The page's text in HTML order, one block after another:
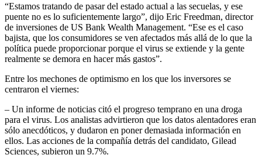
“Estamos tratando de pasar del estado actual a las secuelas, y ese
puente no es lo suficientemente largo”, dijo Eric Freedman, director
de inversiones de US Bank Wealth Management. “Ese es el caso
bajista, que los consumidores se ven afectados más allá de lo que la
política puede proporcionar porque el virus se extiende y la gente
realmente se demora en hacer más gastos”.
Entre los mechones de optimismo en los que los inversores se
centraron el viernes:
– Un informe de noticias citó el progreso temprano en una droga
para el virus. Los analistas advirtieron que los datos alentadores eran
sólo anecdóticos, y dudaron en poner demasiada información en
ellos. Las acciones de la compañía detrás del candidato, Gilead
Sciences, subieron un 9.7%.